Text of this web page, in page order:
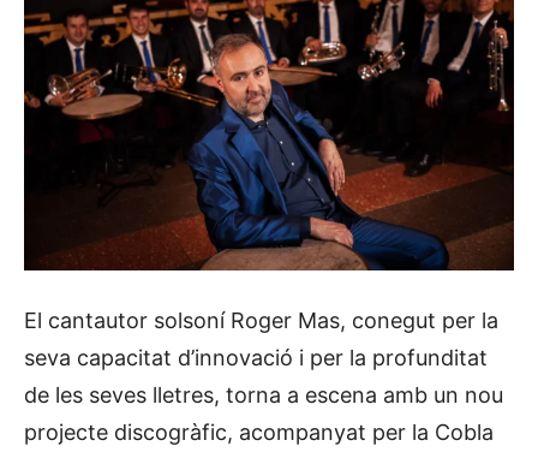
El cantautor solsoní Roger Mas, conegut per la
seva capacitat d’innovació i per la profunditat
de les seves lletres, torna a escena amb un nou
projecte discogràfic, acompanyat per la Cobla